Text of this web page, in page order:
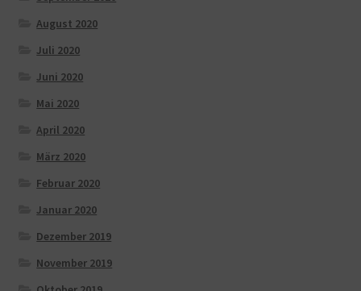
August 2020
Juli 2020
Juni 2020
Mai 2020
April 2020
März 2020
Februar 2020
Januar 2020
Dezember 2019
November 2019